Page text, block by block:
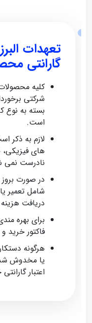
تعهدات
گارانتی
کلیه محصولات
شرکتی
است.
لازم به ذکر
های فیزیکی،
نادرست نمی‌
در صورت
شامل تعمیر
دریافت
برای بهره‌
فاکتور خرید
هرگونه
یا مخدوش
اعتبار